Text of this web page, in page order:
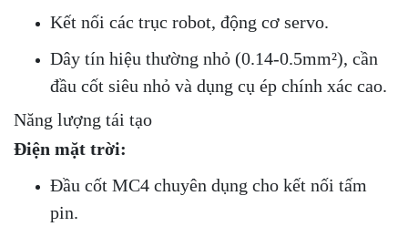
Kết nối các trục robot, động cơ servo.
Dây tín hiệu thường nhỏ (0.14-0.5mm²), cần
đầu cốt siêu nhỏ và dụng cụ ép chính xác cao.
Năng lượng tái tạo
Điện mặt trời:
Đầu cốt MC4 chuyên dụng cho kết nối tấm
pin.